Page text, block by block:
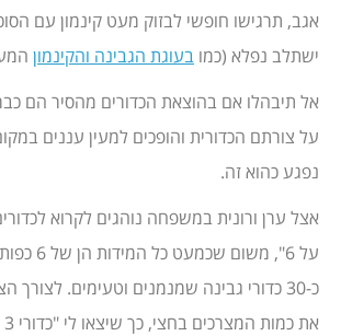
אגב, תרגישו חופשי לבזוק מעט קינמון עם
ישתלב נפלא (כמו בעוגת הגבינה והקינמון
אל תיבהלו אם בהוצאת הכדורים מהסיר הם
על צורתם הכדורית והופכים למעין עננים
נפגע כהוא זה.
על 6", משום
כ-30 כדורי גבינה שמנמנים וטעימים.
את כמות המצרכים בחצי, כך שיצאו לי "כדורי 3 על 3".